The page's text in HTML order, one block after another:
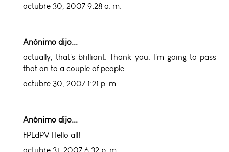
octubre 30, 2007 9:28 a. m.
Anónimo dijo...
actually, that's brilliant. Thank you. I'm going to pass
that on to a couple of people.
octubre 30, 2007 1:21 p. m.
Anónimo dijo...
FPLdPV Hello all!